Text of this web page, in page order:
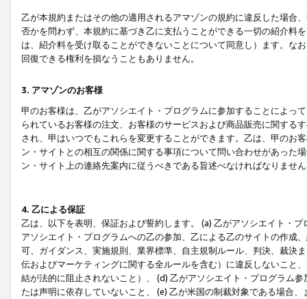
乙が本規約またはその他の適用されるアマゾンの規約に違反した場合
否かを問わず、本規約に基づき乙に支払うことができる一切の紹介料
は、紹介料を受け取ることができないことについて同意し）ます。な
回復できる権利を損なうこともありません。
3. アマゾンのお客様
甲のお客様は、乙がアソシエイト・プログラムに参加することによっ
られているお客様の注文、お客様のサービスおよび商品販売に関する
され、甲はいつでもこれらを変更することができます。乙は、甲のお
ン・サイトとの相互の関係に関する事項について問い合わせがあった
ン・サイト上の連絡先案内に従うべきである旨述べなければなりませ
4. 乙による保証
乙は、以下を表明、保証および誓約します。 (a) 乙がアソシエイト・
アソシエイト・プログラムへの乙の参加、乙による乙のサイトの作成
可、ガイダンス、実施規則、業界標準、自主規制ルール、判決、裁決
伝およびマーケティングに関する全ルールを含む）に違反しないこと
結が法的に阻止されないこと）、 (d) 乙がアソシエイト・プログラム
たは声明に依存していないこと、 (e) 乙が米国の制裁対象である場合